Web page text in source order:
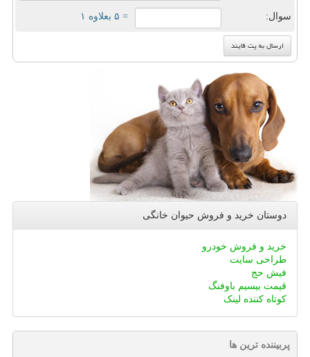
سوال: = ۵ بعلاوه ۱
دوستان خرید و فروش حیوان خانگی
خرید و فروش خودرو
طراحی سایت
فیش حج
قیمت بیسیم باوفنگ
کوتاه کننده لینک
پربیننده ترین ها